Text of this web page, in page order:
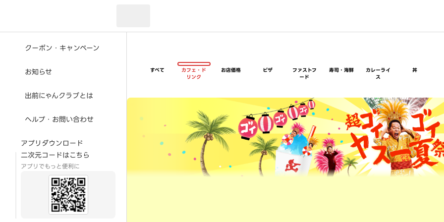
クーポン・キャンペーン
お知らせ
出前にゃんクラブとは
ヘルプ・お問い合わせ
アプリダウンロード
二次元コードはこちら
アプリでもっと便利に
すべて
カフェ・ド
リンク
お店価格 ピザ
ファストフ
ード
寿司・海鮮
カレーライ
ス
丼
超ゴイゴイヤスー夏祭